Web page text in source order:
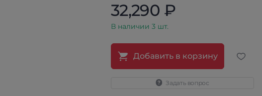
32,290 ₽
В наличии 3 шт.
Добавить в корзину
Задать вопрос